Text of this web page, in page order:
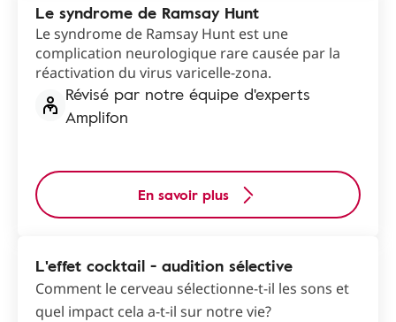
Le syndrome de Ramsay Hunt
Le syndrome de Ramsay Hunt est une
complication neurologique rare causée par la
réactivation du virus varicelle-zona.
Révisé par notre équipe d'experts
Amplifon
En savoir plus
L'effet cocktail - audition sélective
Comment le cerveau sélectionne-t-il les sons et
quel impact cela a-t-il sur notre vie?